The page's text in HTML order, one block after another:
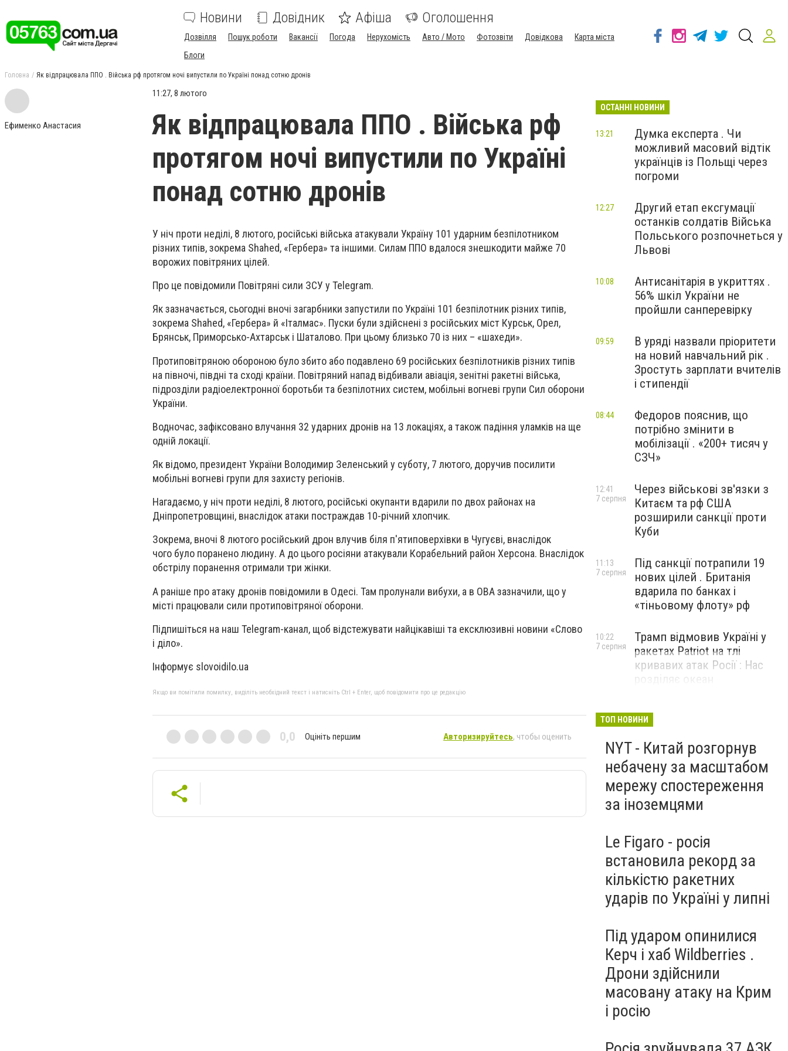
Новини Довідник Афіша Оголошення
Дозвілля Пошук роботи Вакансії Погода Нерухомість Авто / Мото Фотозвіти Довідкова
Карта міста
Блоги
Головна Як відпрацювала ППО . Війська рф протягом ночі випустили по Україні понад сотню дронів
Ефименко Анастасия
11:27, 8 лютого
Як відпрацювала ППО . Війська рф
протягом ночі випустили по Україні
понад сотню дронів
У ніч проти неділі, 8 лютого, російські війська атакували Україну 101 ударним безпілотником
різних типів, зокрема Shahed, «Гербера» та іншими. Силам ППО вдалося знешкодити майже 70
ворожих повітряних цілей.
Про це повідомили Повітряні сили ЗСУ у Telegram.
Як зазначається, сьогодні вночі загарбники запустили по Україні 101 безпілотник різних типів,
зокрема Shahed, «Гербера» й «Італмас». Пуски були здійснені з російських міст Курськ, Орел,
Брянськ, Приморсько-Ахтарськ і Шаталово. При цьому близько 70 із них – «шахеди».
Протиповітряною обороною було збито або подавлено 69 російських безпілотників різних типів
на півночі, півдні та сході країни. Повітряний напад відбивали авіація, зенітні ракетні війська,
підрозділи радіоелектронної боротьби та безпілотних систем, мобільні вогневі групи Сил оборони
України.
Водночас, зафіксовано влучання 32 ударних дронів на 13 локаціях, а також падіння уламків на ще
одній локації.
Як відомо, президент України Володимир Зеленський у суботу, 7 лютого, доручив посилити
мобільні вогневі групи для захисту регіонів.
Нагадаємо, у ніч проти неділі, 8 лютого, російські окупанти вдарили по двох районах на
Дніпропетровщині, внаслідок атаки постраждав 10-річний хлопчик.
Зокрема, вночі 8 лютого російський дрон влучив біля п'ятиповерхівки в Чугуєві, внаслідок
чого було поранено людину. А до цього росіяни атакували Корабельний район Херсона. Внаслідок
обстрілу поранення отримали три жінки.
А раніше про атаку дронів повідомили в Одесі. Там пролунали вибухи, а в ОВА зазначили, що у
місті працювали сили протиповітряної оборони.
Підпишіться на наш Telegram-канал, щоб відстежувати найцікавіші та ексклюзивні новини «Слово
і діло».
Інформує slovoidilo.ua
Якщо ви помітили помилку, виділіть необхідний текст і натисніть Ctrl + Enter, щоб повідомити про це редакцію
0,0 Оцініть першим Авторизируйтесь, чтобы оценить
ОСТАННІ НОВИНИ
Думка експерта . Чи
можливий масовий відтік
українців із Польщі через
погроми
13:21
Другий етап ексгумації
останків солдатів Війська
Польського розпочнеться у
Львові
12:27
Антисанітарія в укриттях .
56% шкіл України не
пройшли санперевірку
10:08
В уряді назвали пріоритети
на новий навчальний рік .
Зростуть зарплати вчителів
і стипендії
09:59
Федоров пояснив, що
потрібно змінити в
мобілізації . «200+ тисяч у
СЗЧ»
08:44
Через військові зв'язки з
Китаєм та рф США
розширили санкції проти
Куби
12:41
7 серпня
Під санкції потрапили 19
нових цілей . Британія
вдарила по банках і
«тіньовому флоту» рф
11:13
7 серпня
Трамп відмовив Україні у
ракетах Patriot на тлі
кривавих атак Росії : Нас
10:22
7 серпня
ТОП НОВИНИ
NYT - Китай розгорнув
небачену за масштабом
мережу спостереження
за іноземцями
Le Figaro - росія
встановила рекорд за
кількістю ракетних
ударів по Україні у липні
Під ударом опинилися
Керч і хаб Wildberries .
Дрони здійснили
масовану атаку на Крим
і росію